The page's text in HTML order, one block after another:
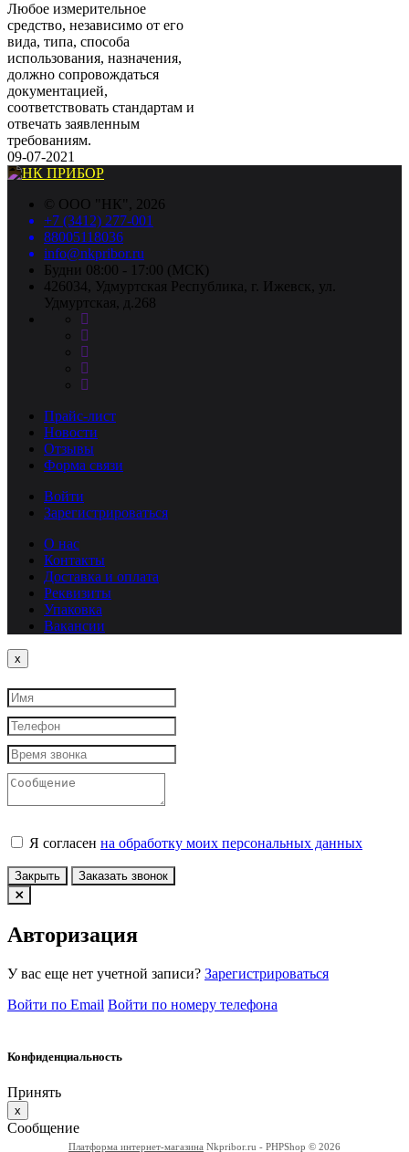
Любое измерительное
средство, независимо от его
вида, типа, способа
использования, назначения,
должно сопровождаться
документацией,
соответствовать стандартам и
отвечать заявленным
требованиям.
09-07-2021
© ООО "НК", 2026
+7 (3412) 277-001
88005118036
info@nkpribor.ru
Будни 08:00 - 17:00 (МСК)
426034, Удмуртская Республика, г. Ижевск, ул.
Удмуртская, д.268
Прайс-лист
Новости
Отзывы
Форма связи
Войти
Зарегистрироваться
О нас
Контакты
Доставка и оплата
Реквизиты
Упаковка
Вакансии
x
Я согласен на обработку моих персональных данных
Закрыть Заказать звонок
Авторизация
У вас еще нет учетной записи? Зарегистрироваться
Войти по Email Войти по номеру телефона
Конфиденциальность
Принять
x
Сообщение
Платформа интернет-магазина Nkpribor.ru - PHPShop © 2026